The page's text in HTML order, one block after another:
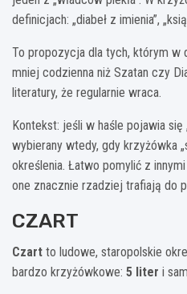
definicjach: „diabeł z imienia”,
To propozycja dla tych, którym w
mniej codzienna niż Szatan czy
literatury, że regularnie wraca.
Kontekst: jeśli w haśle pojawia się
wybierany wtedy, gdy krzyżówka
określenia. Łatwo pomylić z
one znacznie rzadziej trafiają do
CZART
Czart to ludowe, staropolskie
bardzo krzyżówkowe: 5 liter i